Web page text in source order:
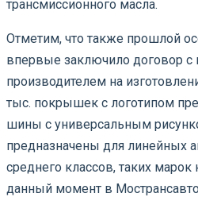
трансмиссионного масла.
Отметим, что также прошлой
впервые заключило договор с
производителем на
тыс. покрышек с логотипом
шины с универсальным
предназначены для линейных
среднего классов, таких
данный момент в